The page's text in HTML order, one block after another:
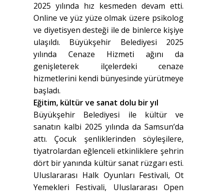
2025 yılında hız kesmeden devam etti.
Online ve yüz yüze olmak üzere psikolog
ve diyetisyen desteği ile de binlerce kişiye
ulaşıldı. Büyükşehir Belediyesi 2025
yılında Cenaze Hizmeti ağını da
genişleterek ilçelerdeki cenaze
hizmetlerini kendi bünyesinde yürütmeye
başladı.
Eğitim, kültür ve sanat dolu bir yıl
Büyükşehir Belediyesi ile kültür ve
sanatın kalbi 2025 yılında da Samsun’da
attı. Çocuk şenliklerinden söyleşilere,
tiyatrolardan eğlenceli etkinliklere şehrin
dört bir yanında kültür sanat rüzgarı esti.
Uluslararası Halk Oyunları Festivali, Ot
Yemekleri Festivali, Uluslararası Open